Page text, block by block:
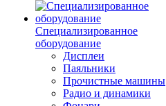
Специализированное
оборудование
Дисплеи
Паяльники
Прочистные машины
Радио и динамики